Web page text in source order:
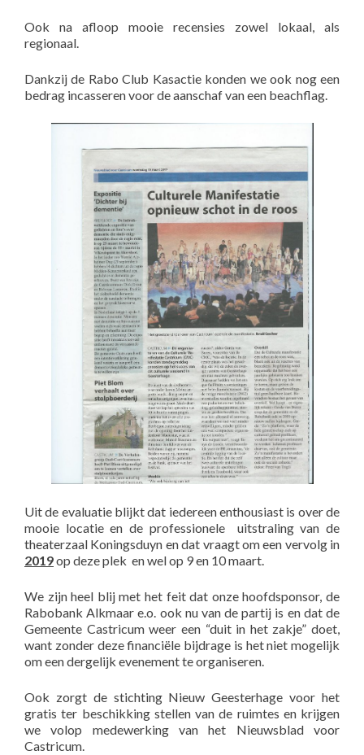
Ook na afloop mooie recensies zowel lokaal, als
regionaal.
Dankzij de Rabo Club Kasactie konden we ook nog een
bedrag incasseren voor de aanschaf van een beachflag.
Uit de evaluatie blijkt dat iedereen enthousiast is over de
mooie locatie en de professionele uitstraling van de
theaterzaal Koningsduyn en dat vraagt om een vervolg in
2019op deze plek en wel op 9 en 10 maart.
We zijn heel blij met het feit dat onze hoofdsponsor, de
Rabobank Alkmaar e.o. ook nu van de partij is en dat de
Gemeente Castricum weer een “duit in het zakje” doet,
want zonder deze financiële bijdrage is het niet mogelijk
om een dergelijk evenement te organiseren.
Ook zorgt de stichting Nieuw Geesterhage voor het
gratis ter beschikking stellen van de ruimtes en krijgen
we volop medewerking van het Nieuwsblad voor
Castricum.